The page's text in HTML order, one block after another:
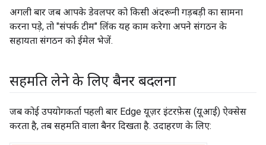
अगली बार जब आपके डेवलपर को किसी अंदरूनी गड़बड़ी का सामना
करना पड़े, तो "संपर्क टीम" लिंक यह काम करेगा अपने संगठन के
सहायता संगठन को ईमेल भेजें.
सहमति लेने के लिए बैनर बदलना
जब कोई उपयोगकर्ता पहली बार Edge यूज़र इंटरफ़ेस (यूआई) ऐक्सेस
करता है, तब सहमति वाला बैनर दिखता है. उदाहरण के लिए: